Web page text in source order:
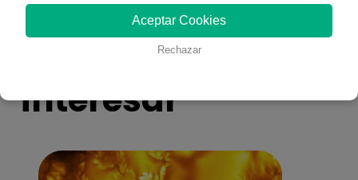
También te puede
interesar
Aceptar Cookies
Rechazar